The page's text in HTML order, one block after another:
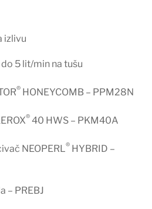
izlivu
5 lit/min na tušu
® HONEYCOMB – PPM28N
®40 HWS – PKM40A
NEOPERL® HYBRID –
– PREBJ